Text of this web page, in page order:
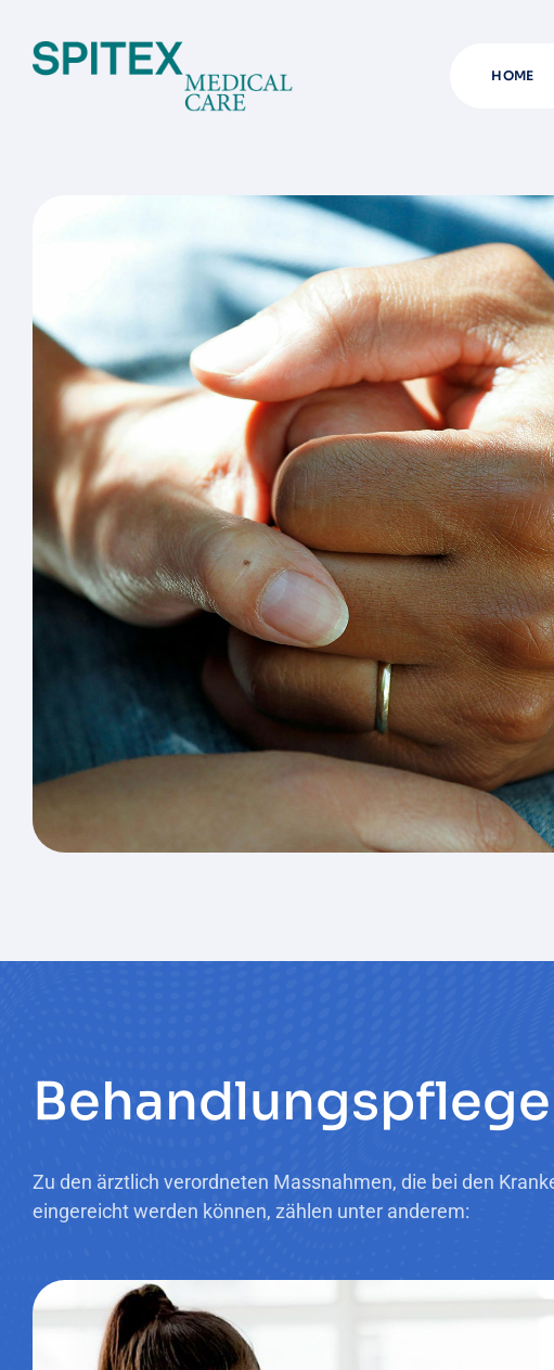
HOME
Behandlungspflege
Zu den ärztlich verordneten Massnahmen, die bei den
eingereicht werden können, zählen unter anderem: